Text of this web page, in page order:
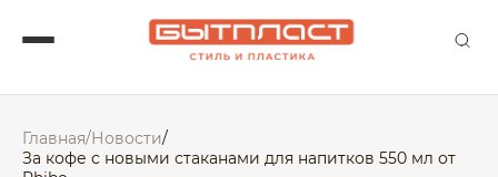
Главная/Новости/
За кофе с новыми стаканами для напитков 550 мл от